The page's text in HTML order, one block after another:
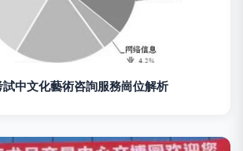
中文化藝術咨詢服務崗位解析